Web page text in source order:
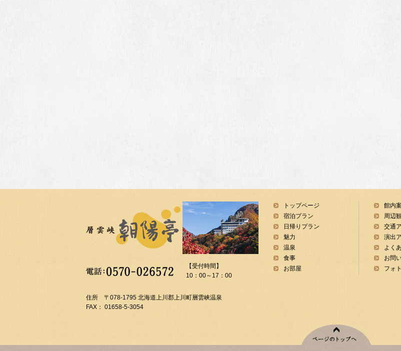
【受付時間】
10：00～17：00
住所 〒078-1795 北海道上川郡上川町層雲峡温泉
FAX： 01658-5-3054
トップページ
宿泊プラン
日帰りプラン
魅力
温泉
食事
お部屋
館内
周辺
交通
演出
よく
お問
フォ